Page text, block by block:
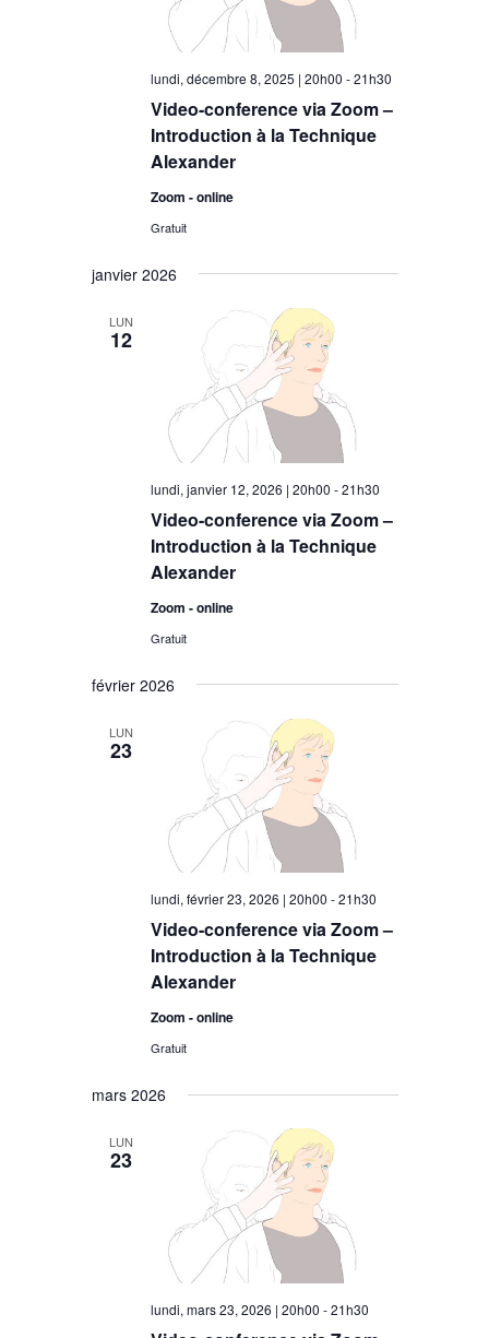
Video-conference via Zoom –
Introduction à la Technique
Alexander
lundi, décembre 8, 2025 | 20h00 -21h30
Zoom - online
Gratuit
janvier 2026
LUN
12
Video-conference via Zoom –
Introduction à la Technique
Alexander
lundi, janvier 12, 2026 | 20h00 -21h30
Zoom - online
Gratuit
février 2026
LUN
23
Video-conference via Zoom –
Introduction à la Technique
Alexander
lundi, février 23, 2026 | 20h00 -21h30
Zoom - online
Gratuit
mars 2026
LUN
23
lundi, mars 23, 2026 | 20h00 -21h30